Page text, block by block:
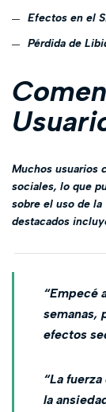
Efectos en el
Pérdida de
Muchos usuarios
sociales, lo que
sobre el uso de
destacados
“Empecé
semanas,
efectos
“La
la